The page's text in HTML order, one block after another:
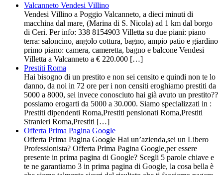
Valcanneto Vendesi Villino
Vendesi Villino a Poggio Valcanneto, a dieci minuti di
macchina dal mare, (Marina di S. Nicola) ad 1 km dal borgo
di Ceri. Per info: 338 8154903 Villetta su due piani: piano
terra: saloncino, angolo cottura, bagno, ampio patio e giardino
primo piano: camera, cameretta, bagno e balcone Vendesi
Villetta a Valcanneto a € 220.000 […]
Prestiti Roma
Hai bisogno di un prestito e non sei censito e quindi non te lo
danno, da noi in 72 ore per i non censiti eroghiamo prestiti da
5000 a 8000, sei invece conosciuto hai già avuto un prestito??
possiamo erogarti da 5000 a 30.000. Siamo specializzati in :
Prestiti dipendenti Roma,Prestiti pensionati Roma,Prestiti
Stranieri Roma,Prestiti […]
Offerta Prima Pagina Google
Offerta Prima Pagina Google Hai un’azienda,sei un Libero
Professionista? Offerta Prima Pagina Google,per essere
presente in prima pagina di Google? Scegli 5 parole chiave e
te ne garantiamo 3 in prima pagina di Google, la cosa bella è